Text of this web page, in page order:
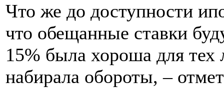
Что же до доступности
что обещанные ставки
15% была хороша для тех
набирала обороты, –